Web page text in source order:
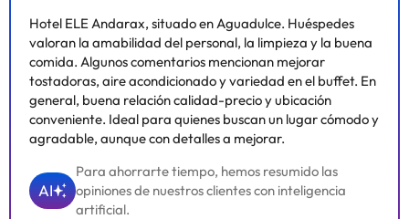
Hotel ELE Andarax, situado en Aguadulce. Huéspedes
valoran la amabilidad del personal, la limpieza y la buena
comida. Algunos comentarios mencionan mejorar
tostadoras, aire acondicionado y variedad en el buffet. En
general, buena relación calidad-precio y ubicación
conveniente. Ideal para quienes buscan un lugar cómodo y
agradable, aunque con detalles a mejorar.
AI
Para ahorrarte tiempo, hemos resumido las
opiniones de nuestros clientes con inteligencia
artificial.